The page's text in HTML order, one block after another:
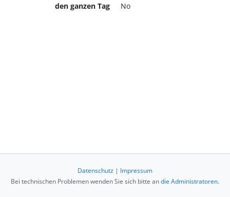
den ganzen Tag
No
Datenschutz | Impressum
Bei technischen Problemen wenden Sie sich bitte andie Administratoren.